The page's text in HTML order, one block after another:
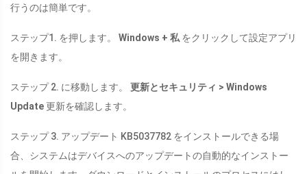
行うのは簡単です。
ステップ1. を押します。 Windows + 私 をクリックして設定アプリ
を開きます。
ステップ 2. に移動します。 更新とセキュリティ > Windows
Update更新を確認します。
ステップ 3. アップデート KB5037782 をインストールできる場
合、システムはデバイスへのアップデートの自動的なインストー